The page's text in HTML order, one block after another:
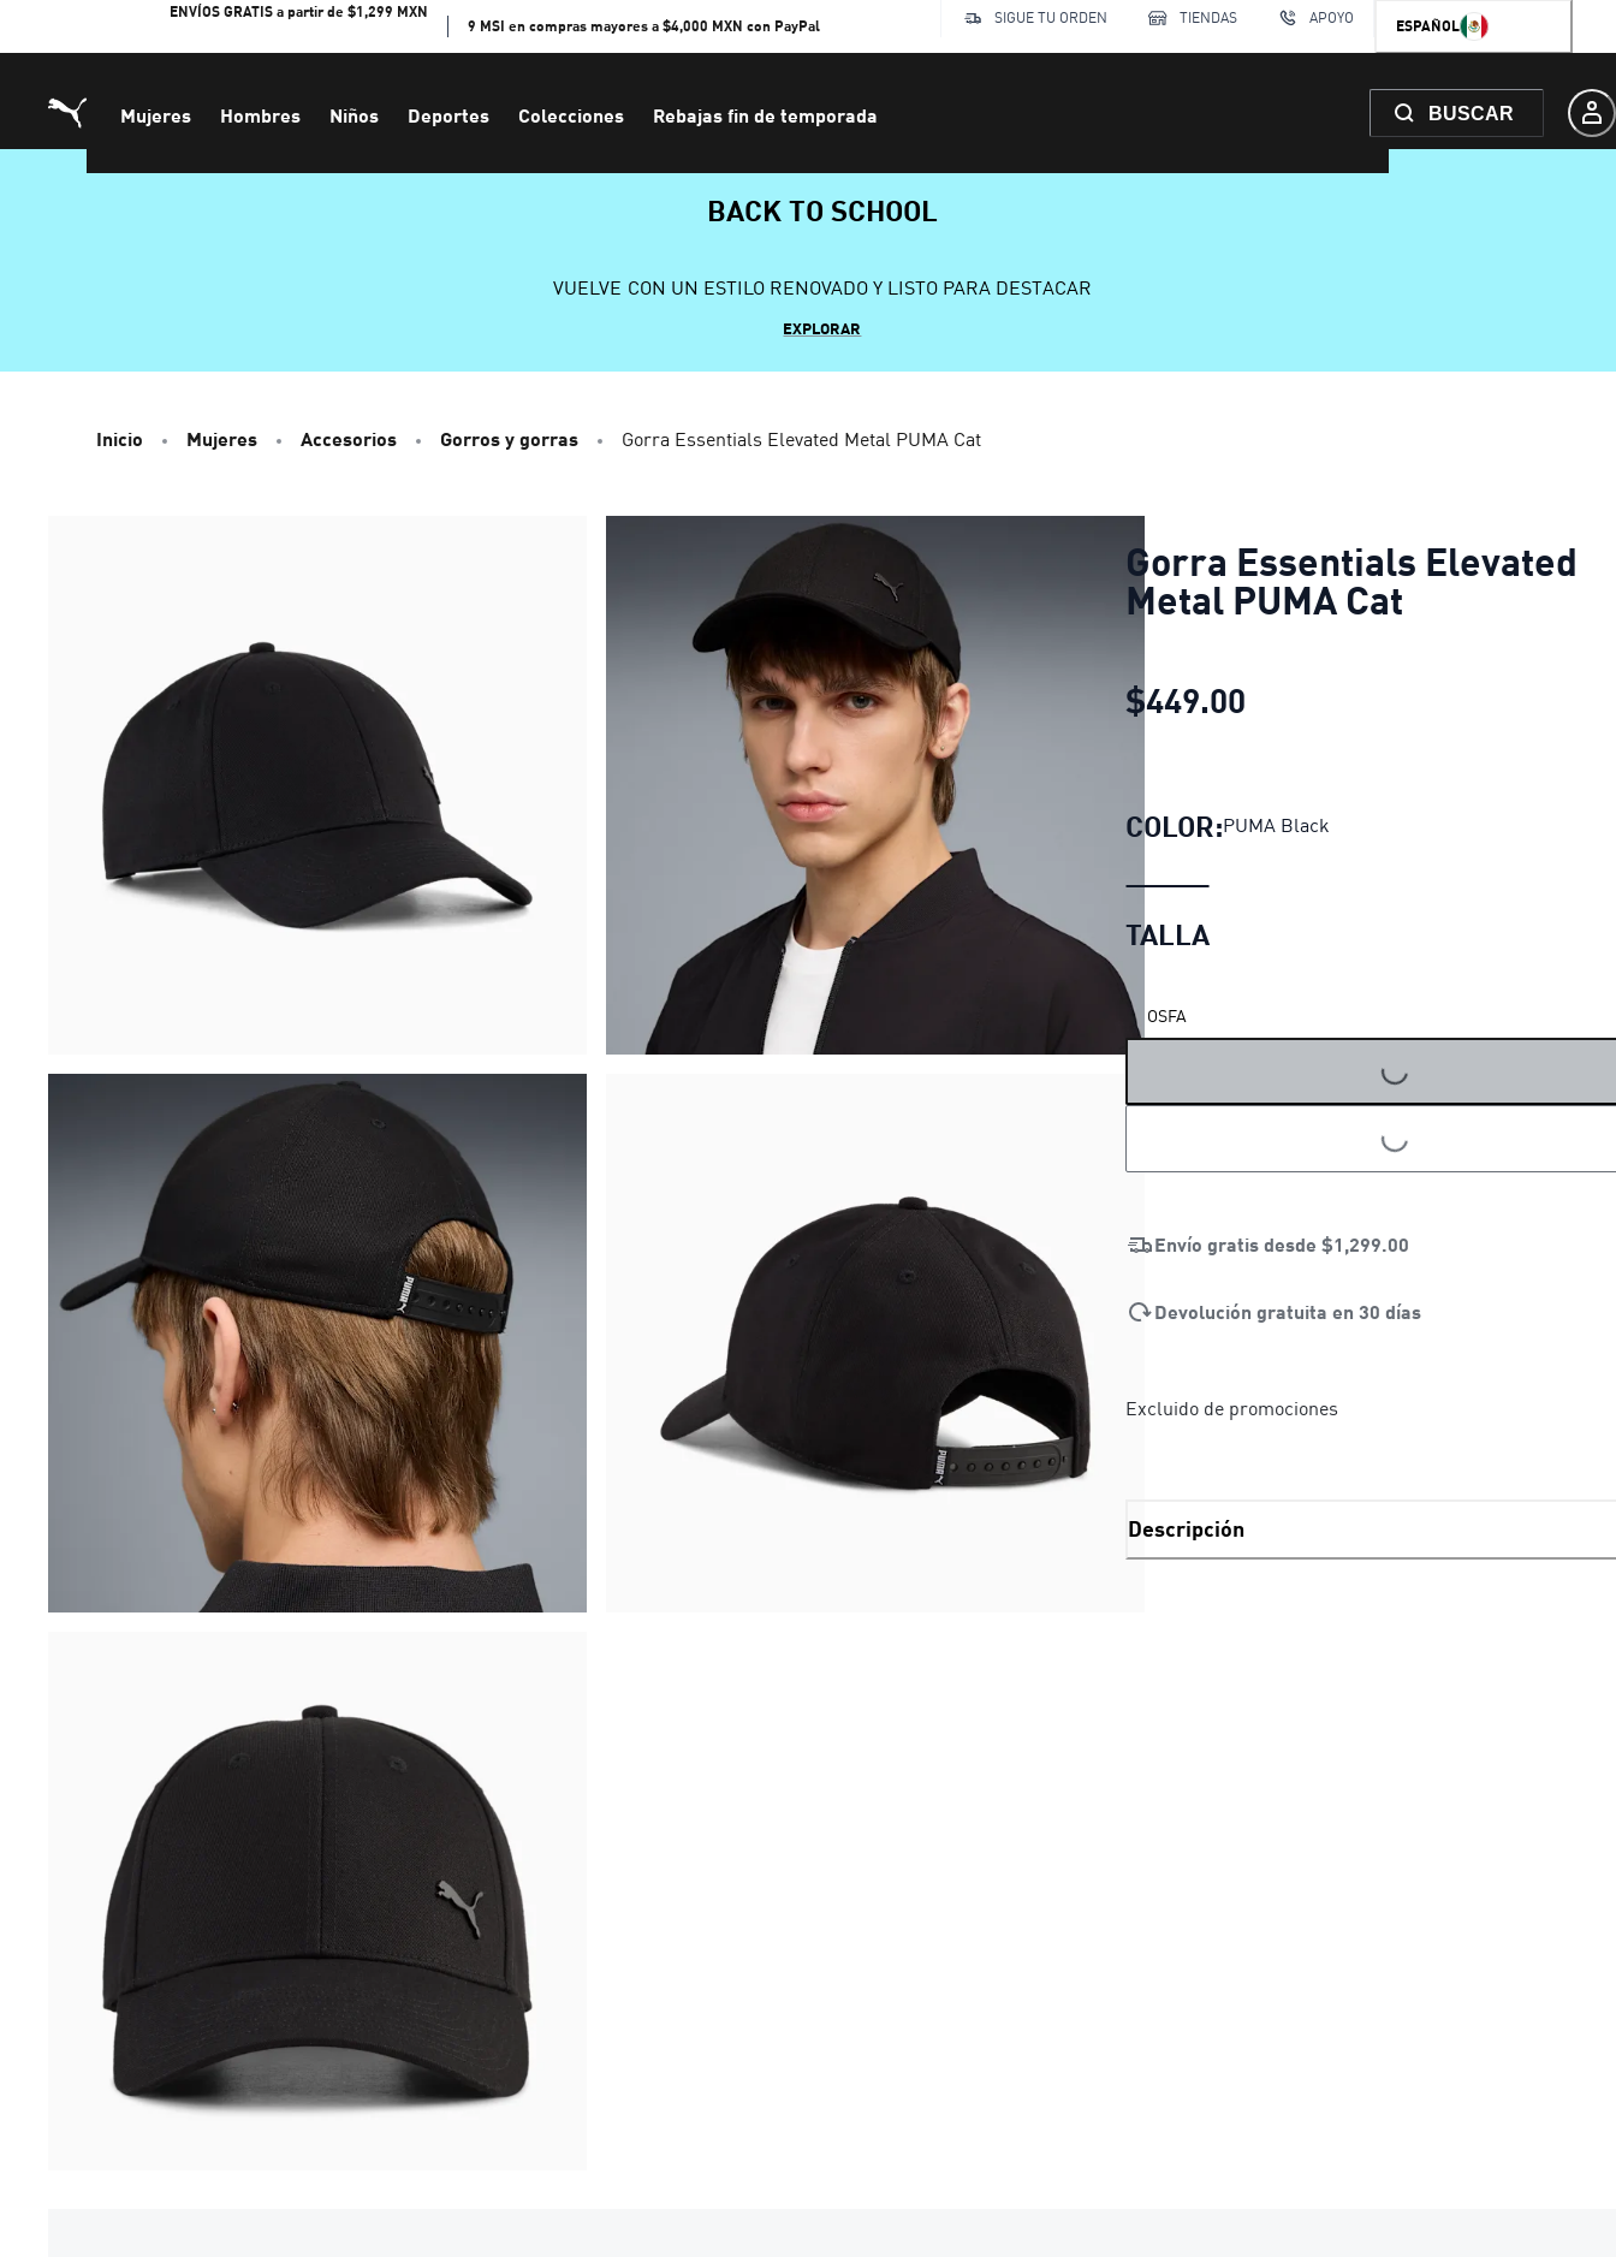
ENVÍOS GRATIS a partir de $1,299 MXN
9 MSI en compras mayores a $4,000 MXN con PayPal
SIGUE TU ORDEN TIENDAS APOYO ESPAÑOL
Mujeres Hombres Niños Deportes Colecciones Rebajas fin de temporada BUSCAR
BACK TO SCHOOL
VUELVE CON UN ESTILO RENOVADO Y LISTO PARA DESTACAR
EXPLORAR
Inicio Mujeres Accesorios Gorros y gorras Gorra Essentials Elevated Metal PUMA Cat
Gorra Essentials Elevated
Metal PUMA Cat
$449.00
COLOR:PUMA Black
TALLA
OSFA
LOADING...
LOADING...
Envío gratis desde $1,299.00
Devolución gratuita en 30 días
Excluido de promociones
Descripción